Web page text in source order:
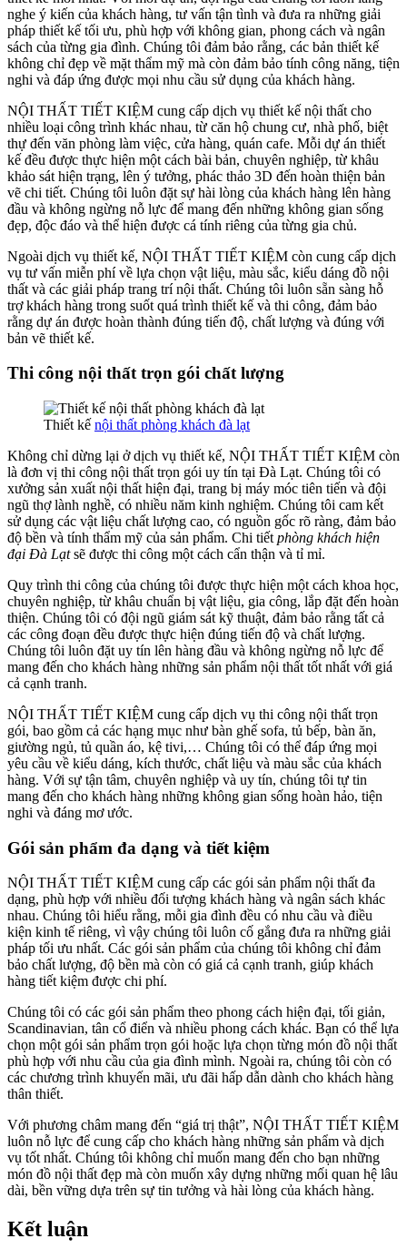
nghe ý kiến của khách hàng, tư vấn tận tình và đưa ra những giải
pháp thiết kế tối ưu, phù hợp với không gian, phong cách và ngân
sách của từng gia đình. Chúng tôi đảm bảo rằng, các bản thiết kế
không chỉ đẹp về mặt thẩm mỹ mà còn đảm bảo tính công năng, tiện
nghi và đáp ứng được mọi nhu cầu sử dụng của khách hàng.
NỘI THẤT TIẾT KIỆM cung cấp dịch vụ thiết kế nội thất cho
nhiều loại công trình khác nhau, từ căn hộ chung cư, nhà phố, biệt
thự đến văn phòng làm việc, cửa hàng, quán cafe. Mỗi dự án thiết
kế đều được thực hiện một cách bài bản, chuyên nghiệp, từ khâu
khảo sát hiện trạng, lên ý tưởng, phác thảo 3D đến hoàn thiện bản
vẽ chi tiết. Chúng tôi luôn đặt sự hài lòng của khách hàng lên hàng
đầu và không ngừng nỗ lực để mang đến những không gian sống
đẹp, độc đáo và thể hiện được cá tính riêng của từng gia chủ.
Ngoài dịch vụ thiết kế, NỘI THẤT TIẾT KIỆM còn cung cấp dịch
vụ tư vấn miễn phí về lựa chọn vật liệu, màu sắc, kiểu dáng đồ nội
thất và các giải pháp trang trí nội thất. Chúng tôi luôn sẵn sàng hỗ
trợ khách hàng trong suốt quá trình thiết kế và thi công, đảm bảo
rằng dự án được hoàn thành đúng tiến độ, chất lượng và đúng với
bản vẽ thiết kế.
Thi công nội thất trọn gói chất lượng
Thiết kế nội thất phòng khách đà lạt
Không chỉ dừng lại ở dịch vụ thiết kế, NỘI THẤT TIẾT KIỆM còn
là đơn vị thi công nội thất trọn gói uy tín tại Đà Lạt. Chúng tôi có
xưởng sản xuất nội thất hiện đại, trang bị máy móc tiên tiến và đội
ngũ thợ lành nghề, có nhiều năm kinh nghiệm. Chúng tôi cam kết
sử dụng các vật liệu chất lượng cao, có nguồn gốc rõ ràng, đảm bảo
độ bền và tính thẩm mỹ của sản phẩm. Chi tiết phòng khách hiện
đại Đà Lạtsẽ được thi công một cách cẩn thận và tỉ mỉ.
Quy trình thi công của chúng tôi được thực hiện một cách khoa học,
chuyên nghiệp, từ khâu chuẩn bị vật liệu, gia công, lắp đặt đến hoàn
thiện. Chúng tôi có đội ngũ giám sát kỹ thuật, đảm bảo rằng tất cả
các công đoạn đều được thực hiện đúng tiến độ và chất lượng.
Chúng tôi luôn đặt uy tín lên hàng đầu và không ngừng nỗ lực để
mang đến cho khách hàng những sản phẩm nội thất tốt nhất với giá
cả cạnh tranh.
NỘI THẤT TIẾT KIỆM cung cấp dịch vụ thi công nội thất trọn
gói, bao gồm cả các hạng mục như bàn ghế sofa, tủ bếp, bàn ăn,
giường ngủ, tủ quần áo, kệ tivi,… Chúng tôi có thể đáp ứng mọi
yêu cầu về kiểu dáng, kích thước, chất liệu và màu sắc của khách
hàng. Với sự tận tâm, chuyên nghiệp và uy tín, chúng tôi tự tin
mang đến cho khách hàng những không gian sống hoàn hảo, tiện
nghi và đáng mơ ước.
Gói sản phẩm đa dạng và tiết kiệm
NỘI THẤT TIẾT KIỆM cung cấp các gói sản phẩm nội thất đa
dạng, phù hợp với nhiều đối tượng khách hàng và ngân sách khác
nhau. Chúng tôi hiểu rằng, mỗi gia đình đều có nhu cầu và điều
kiện kinh tế riêng, vì vậy chúng tôi luôn cố gắng đưa ra những giải
pháp tối ưu nhất. Các gói sản phẩm của chúng tôi không chỉ đảm
bảo chất lượng, độ bền mà còn có giá cả cạnh tranh, giúp khách
hàng tiết kiệm được chi phí.
Chúng tôi có các gói sản phẩm theo phong cách hiện đại, tối giản,
Scandinavian, tân cổ điển và nhiều phong cách khác. Bạn có thể lựa
chọn một gói sản phẩm trọn gói hoặc lựa chọn từng món đồ nội thất
phù hợp với nhu cầu của gia đình mình. Ngoài ra, chúng tôi còn có
các chương trình khuyến mãi, ưu đãi hấp dẫn dành cho khách hàng
thân thiết.
Với phương châm mang đến “giá trị thật”, NỘI THẤT TIẾT KIỆM
luôn nỗ lực để cung cấp cho khách hàng những sản phẩm và dịch
vụ tốt nhất. Chúng tôi không chỉ muốn mang đến cho bạn những
món đồ nội thất đẹp mà còn muốn xây dựng những mối quan hệ lâu
dài, bền vững dựa trên sự tin tưởng và hài lòng của khách hàng.
Kết luận